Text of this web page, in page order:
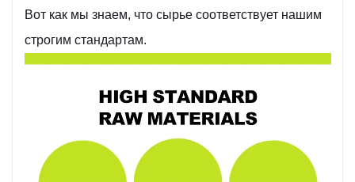
Вот как мы знаем, что сырье соответствует нашим
строгим стандартам.